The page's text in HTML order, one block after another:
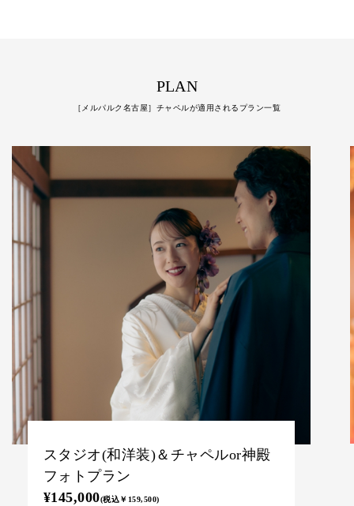
PLAN
［メルパルク名古屋］チャペルが適用されるプラン一覧
スタジオ(和洋装)＆チャペル＆神殿
フォトプラン
¥185,000(税込￥203,500)